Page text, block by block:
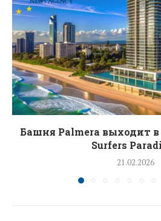
Башня Palmera выходит в
Surfers
21.02.2026